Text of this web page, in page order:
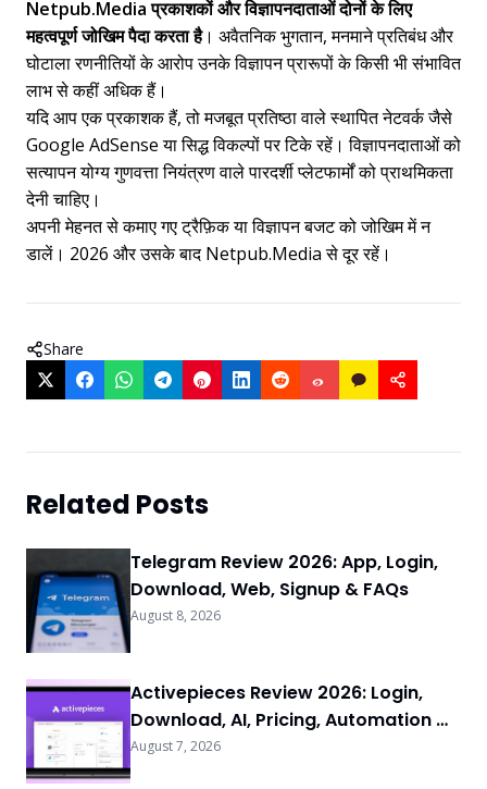
Netpub.Media प्रकाशकों और विज्ञापनदाताओं दोनों के लिए
महत्वपूर्ण जोखिम पैदा करता है। अवैतनिक भुगतान, मनमाने प्रतिबंध और
घोटाला रणनीतियों के आरोप उनके विज्ञापन प्रारूपों के किसी भी संभावित
लाभ से कहीं अधिक हैं।
यदि आप एक प्रकाशक हैं, तो मजबूत प्रतिष्ठा वाले स्थापित नेटवर्क जैसे
Google AdSense या सिद्ध विकल्पों पर टिके रहें। विज्ञापनदाताओं को
सत्यापन योग्य गुणवत्ता नियंत्रण वाले पारदर्शी प्लेटफार्मों को प्राथमिकता
देनी चाहिए।
अपनी मेहनत से कमाए गए ट्रैफ़िक या विज्ञापन बजट को जोखिम में न
डालें। 2026 और उसके बाद Netpub.Media से दूर रहें।
Share
Related Posts
Telegram Review 2026: App, Login,
Download, Web, Signup & FAQs
August 8, 2026
Activepieces Review 2026: Login,
Download, AI, Pricing, Automation &
FAQs
August 7, 2026